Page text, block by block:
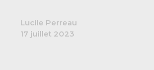
Lucile Perreau
17 juillet 2023